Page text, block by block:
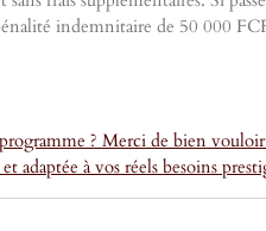
indemnitaire de 50 000
? Merci de bien
adaptée à vos réels besoins